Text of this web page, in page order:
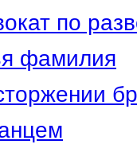
по
фамилия